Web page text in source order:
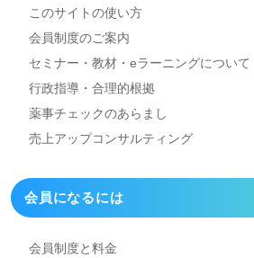
このサイトの使い方
会員制度のご案内
セミナー・教材・eラーニングについて
行政指導・合理的根拠
薬事チェックのあらまし
売上アップコンサルティング
会員になるには
会員制度と料金